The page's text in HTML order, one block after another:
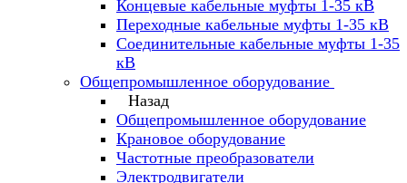
Концевые кабельные муфты 1-35 кВ
Переходные кабельные муфты 1-35 кВ
Соединительные кабельные муфты 1-35
кВ
Общепромышленное оборудование
Назад
Общепромышленное оборудование
Крановое оборудование
Частотные преобразователи
Электродвигатели